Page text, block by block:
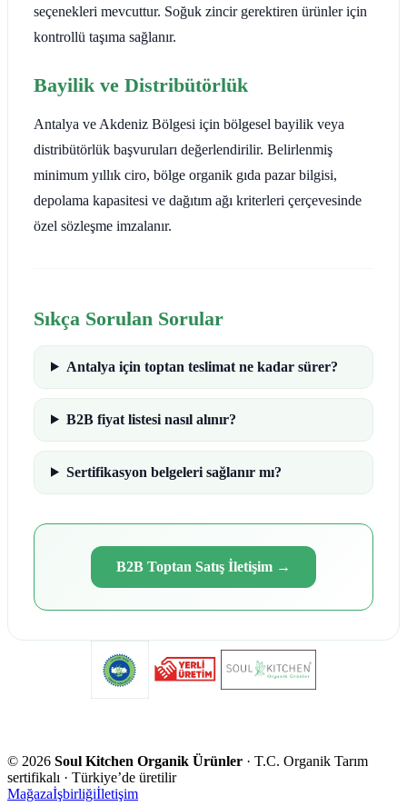
seçenekleri mevcuttur. Soğuk zincir gerektiren ürünler için
kontrollü taşıma sağlanır.
Bayilik ve Distribütörlük
Antalya ve Akdeniz Bölgesi için bölgesel bayilik veya
distribütörlük başvuruları değerlendirilir. Belirlenmiş
minimum yıllık ciro, bölge organik gıda pazar bilgisi,
depolama kapasitesi ve dağıtım ağı kriterleri çerçevesinde
özel sözleşme imzalanır.
Sıkça Sorulan Sorular
Antalya için toptan teslimat ne kadar sürer?
B2B fiyat listesi nasıl alınır?
Sertifikasyon belgeleri sağlanır mı?
B2B Toptan Satış İletişim →
© 2026 Soul Kitchen Organik Ürünler · T.C. Organik Tarım
sertifikalı · Türkiye’de üretilir
Mağazaİşbirliğiİletişim